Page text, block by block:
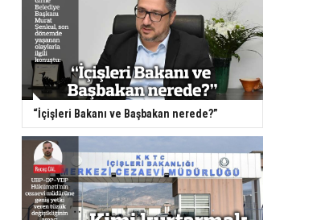
“İçişleri Bakanı ve Başbakan nerede?”